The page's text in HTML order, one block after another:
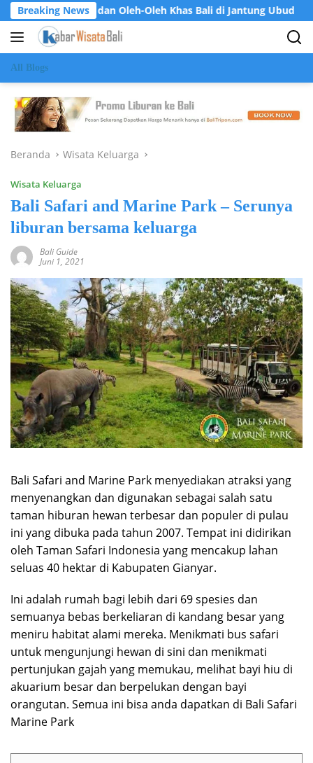
Langsung
ke
konten
Breaking News
Oleh-Oleh Khas Bali di Jantung Ubud Krisna Osea
All Blogs
Beranda Wisata Keluarga
Wisata Keluarga
Bali Safari and Marine Park – Serunya
liburan bersama keluarga
Bali Guide
Juni 1, 2021
Bali Safari and Marine Park menyediakan atraksi yang
menyenangkan dan digunakan sebagai salah satu
taman hiburan hewan terbesar dan populer di pulau
ini yang dibuka pada tahun 2007. Tempat ini didirikan
oleh Taman Safari Indonesia yang mencakup lahan
seluas 40 hektar di Kabupaten Gianyar.
Ini adalah rumah bagi lebih dari 69 spesies dan
semuanya bebas berkeliaran di kandang besar yang
meniru habitat alami mereka. Menikmati bus safari
untuk mengunjungi hewan di sini dan menikmati
pertunjukan gajah yang memukau, melihat bayi hiu di
akuarium besar dan berpelukan dengan bayi
orangutan. Semua ini bisa anda dapatkan di Bali Safari
Marine Park